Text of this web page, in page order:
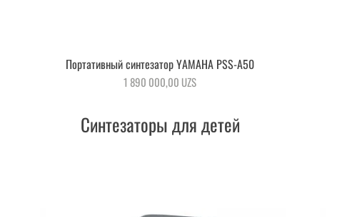
Быстрый просмотр
Портативный синтезатор YAMAHA PSS-A50
Цена
1 890 000,00 UZS
Синтезаторы для детей